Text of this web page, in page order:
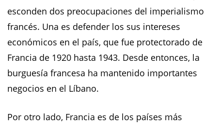
esconden dos preocupaciones del imperialismo
francés. Una es defender los sus intereses
económicos en el país, que fue protectorado de
Francia de 1920 hasta 1943. Desde entonces, la
burguesía francesa ha mantenido importantes
negocios en el Líbano.
Por otro lado, Francia es de los países más